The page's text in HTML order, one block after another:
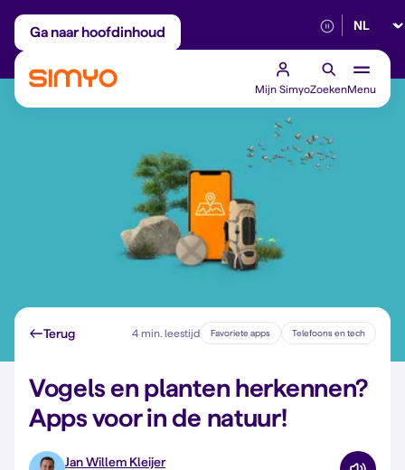
Ga naar hoofdinhoud
Maandelijks aanpasbaar Betrouwbaar
Mijn SimyoZoekenMenu
Terug 4 min. leestijd Favoriete apps Telefoons en tech
Vogels en planten herkennen?
Apps voor in de natuur!
Jan Willem Kleijer